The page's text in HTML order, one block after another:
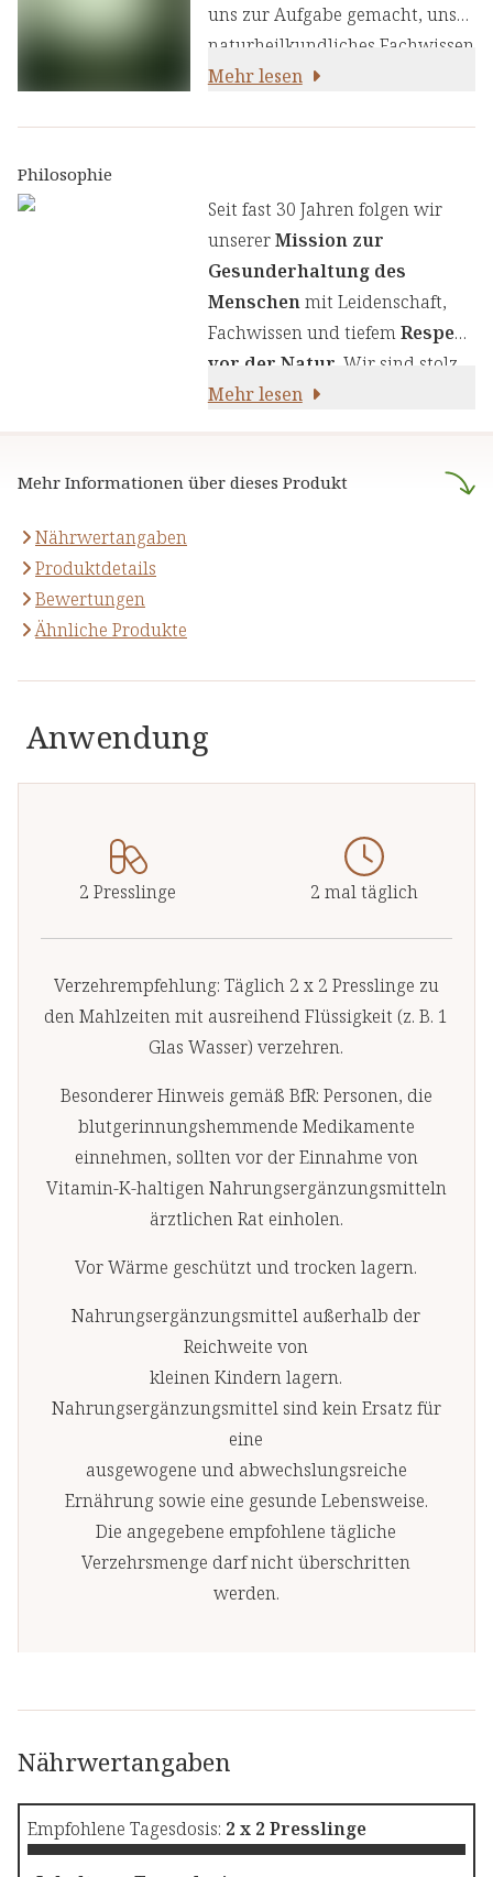
uns zur Aufgabe gemacht, unser
naturheilkundliches Fachwissen
und unsere Erfahrung mit den
Wir legen großen Wert auf
einen genauen Auswahlprozess
unserer Inhaltsstoffe, um Ihnen
sorgfältig zusammengestellte
Produkte zu liefern. Wir nutzen
die Kraft von Kräutern,
Pflanzenstoffen und anderen
Wohlbefinden.
Mehr lesen
Mehr Informationen über dieses Produkt
Nährwertangaben
Produktdetails
Bewertungen
Ähnliche Produkte
Anwendung
2 Presslinge 2 mal täglich
Verzehrempfehlung: Täglich 2 x 2 Presslinge zu
den Mahlzeiten mit ausreihend Flüssigkeit (z. B. 1
Glas Wasser) verzehren.
Besonderer Hinweis gemäß BfR: Personen, die
blutgerinnungshemmende Medikamente
einnehmen, sollten vor der Einnahme von
Vitamin-K-haltigen Nahrungsergänzungsmitteln
ärztlichen Rat einholen.
Vor Wärme geschützt und trocken lagern.
Nahrungsergänzungsmittel außerhalb der
Reichweite von
kleinen Kindern lagern.
Nahrungsergänzungsmittel sind kein Ersatz für
eine
ausgewogene und abwechslungsreiche
Ernährung sowie eine gesunde Lebensweise.
Die angegebene empfohlene tägliche
Verzehrsmenge darf nicht überschritten
werden.
Nährwertangaben
Empfohlene Tagesdosis: 2 x 2 Presslinge
Philosophie
Seit fast 30 Jahren folgen wir
unsererMission zur
Gesunderhaltung des
Menschenmit Leidenschaft,
Fachwissen und tiefemRespekt
vor der Natur . Wir sind stolz
darauf,naturreine Produkte
stützen.
Mehr lesen